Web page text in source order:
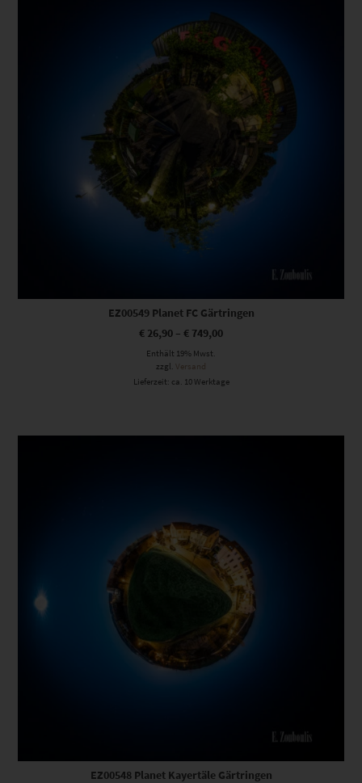
EZ00549 Planet FC Gärtringen
€ 26,90 – € 749,00
Enthält 19% Mwst.
zzgl. Versand
Lieferzeit: ca. 10 Werktage
Dieses Produkt weist mehrere Varianten auf. Die Optionen können auf der Produktseite gewählt werden
EZ00548 Planet Kayertäle Gärtringen